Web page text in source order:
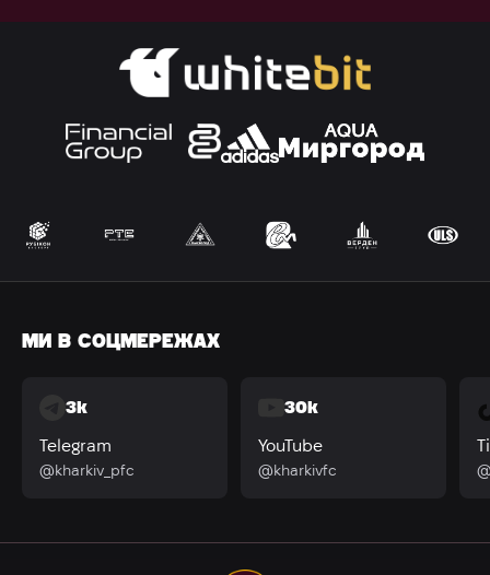
МИ В СОЦМЕРЕЖАХ
3k
Telegram
@kharkiv_pfc
30k
YouTube
@kharkivfc